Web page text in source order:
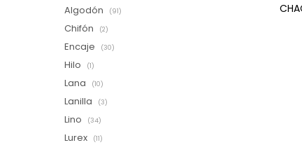
Algodón (91)
Chifón (2)
Encaje (30)
Hilo (1)
Lana (10)
Lanilla (3)
Lino (34)
Lurex (11)